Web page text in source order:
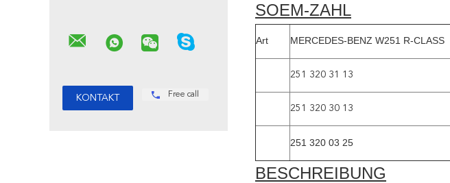
Free call
SOEM-ZAHL
Art MERCEDES-BENZ W251 R-CLASS
251 320 31 13
251 320 30 13
251 320 03 25
BESCHREIBUNG